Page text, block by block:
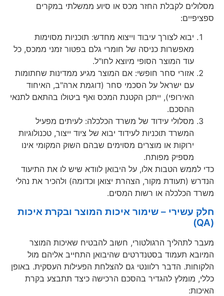
מסלולים לקבלת החזר מכס או סיוע ממשלתי במקרים
ספציפיים:
יבוא לצורך עיבוד וייצוא מחדש: תוכניות מסוימות
מאפשרות כניסה של חומרי גלם בפטור זמני ממכס, כל
עוד המוצר הסופי מיוצא לחו"ל.
אזורי סחר חופשי: אם המוצר מגיע ממדינות שחתומות
עם ישראל על הסכמי סחר (דוגמת ארה"ב, האיחוד
האירופי), ייתכן הקטנת המכס ואף ביטולו בהתאם לתנאי
ההסכם.
מסלולי עידוד של משרד הכלכלה: לעיתים מפעיל
המשרד תוכניות לעידוד יבוא של ציוד ייצור, טכנולוגיות
ירוקות או מוצרים מסוימים שבהם השוק המקומי אינו
מספיק מפותח.
כדי לממש הטבות אלו, על היבואן לוודא שיש לו את התיעוד
הנדרש (תעודת מקור, הצהרת יצואן וכדומה) ולהכיר את נהלי
משרד הכלכלה או רשות המסים.
חלק עשירי – שימור איכות המוצר ובקרת איכות
(QA)
מעבר לתהליך הרגולטורי, חשוב להבטיח שאיכות המוצר
המיובא תעמוד בסטנדרטים שהיבואן התחייב אליהם מול
הלקוחות. הדבר רלוונטי גם להצלחת הפעילות העסקית. באופן
כללי, מומלץ להגדיר בהסכם הרכישה כיצד תתבצע בקרת
האיכות: